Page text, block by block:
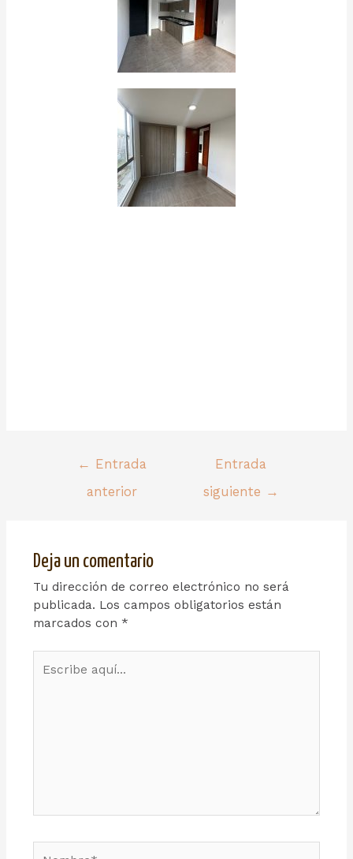
←
Entrada
anterior
Entrada
siguiente →
Deja un comentario
Tu dirección de correo electrónico no será
publicada. Los campos obligatorios están
marcados con *